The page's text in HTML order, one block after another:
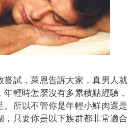
嘗試，萊恩告訴大家，真男人就
輕時怎麼沒有多累積點經驗，
所以不管你是年輕小鮮肉還是
，只要你是以下族群都非常適合